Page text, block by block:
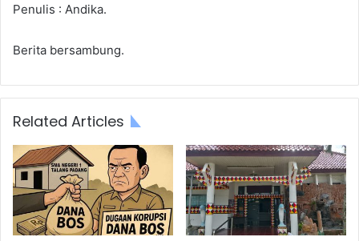
Penulis : Andika.
Berita bersambung.
Related Articles